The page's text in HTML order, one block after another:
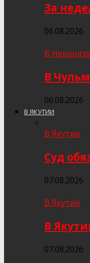
За
06.08.2026
В
В
06.08.2026
В ЯКУТИИ
В Якутии
Суд
07.08.2026
В Якутии
В
07.08.2026